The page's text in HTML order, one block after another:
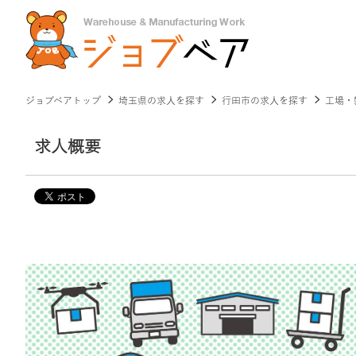
ジョブベアトップ 埼玉県の求人を探す 行田市の求人を探す 工場
求人概要